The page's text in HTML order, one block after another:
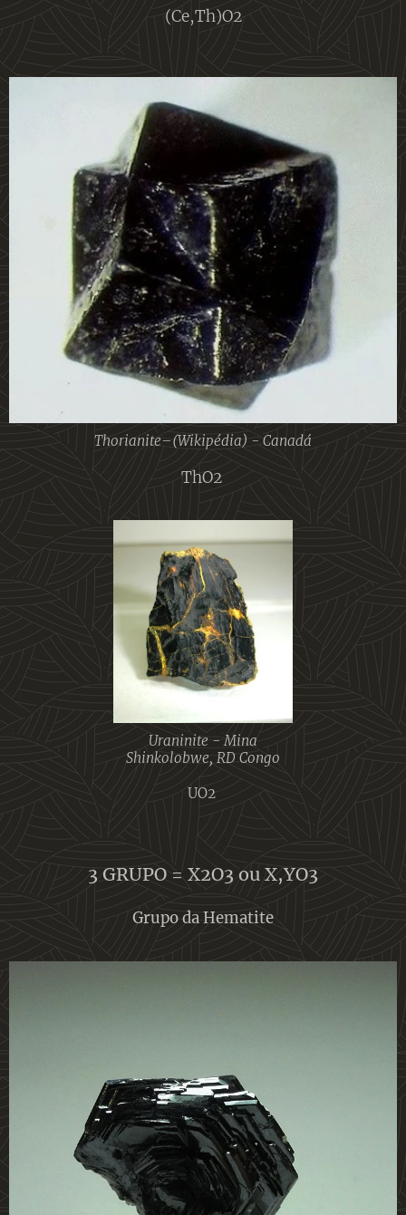
(Ce,Th)O2
Thorianite–(Wikipédia) - Canadá
ThO2
Uraninite - Mina
Shinkolobwe, RD Congo
UO2
3 GRUPO = X2O3 ou X,YO3
Grupo da Hematite